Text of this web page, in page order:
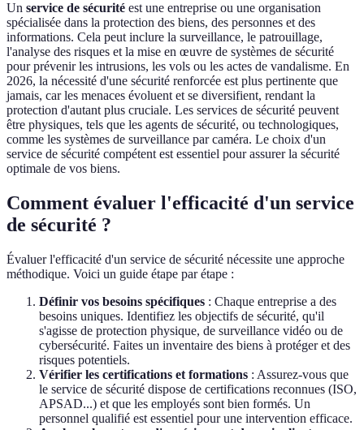
Un service de sécurité est une entreprise ou une organisation
spécialisée dans la protection des biens, des personnes et des
informations. Cela peut inclure la surveillance, le patrouillage,
l'analyse des risques et la mise en œuvre de systèmes de sécurité
pour prévenir les intrusions, les vols ou les actes de vandalisme. En
2026, la nécessité d'une sécurité renforcée est plus pertinente que
jamais, car les menaces évoluent et se diversifient, rendant la
protection d'autant plus cruciale. Les services de sécurité peuvent
être physiques, tels que les agents de sécurité, ou technologiques,
comme les systèmes de surveillance par caméra. Le choix d'un
service de sécurité compétent est essentiel pour assurer la sécurité
optimale de vos biens.
Comment évaluer l'efficacité d'un service
de sécurité ?
Évaluer l'efficacité d'un service de sécurité nécessite une approche
méthodique. Voici un guide étape par étape :
Définir vos besoins spécifiques : Chaque entreprise a des
besoins uniques. Identifiez les objectifs de sécurité, qu'il
s'agisse de protection physique, de surveillance vidéo ou de
cybersécurité. Faites un inventaire des biens à protéger et des
risques potentiels.
Vérifier les certifications et formations : Assurez-vous que
le service de sécurité dispose de certifications reconnues (ISO,
APSAD...) et que les employés sont bien formés. Un
personnel qualifié est essentiel pour une intervention efficace.